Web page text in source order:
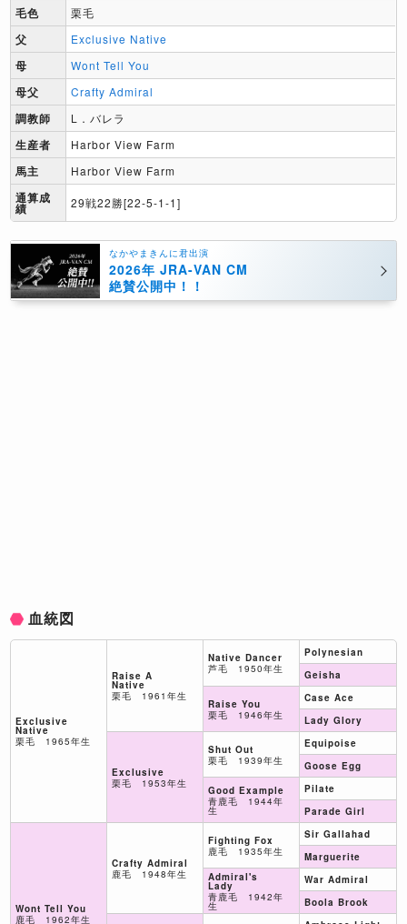
毛色 栗毛
父 Exclusive Native
母 Wont Tell You
母父 Crafty Admiral
調教師 L．バレラ
生産者 Harbor View Farm
馬主 Harbor View Farm
通算成
績 29戦22勝[22-5-1-1]
なかやまきんに君出演
2026年 JRA-VAN CM
絶賛公開中！！
血統図
Exclusive
Native
栗毛 1965年生
Wont Tell You
鹿毛 1962年生
Raise A
Native
栗毛 1961年生
Exclusive
栗毛 1953年生
Crafty Admiral
鹿毛 1948年生
Native Dancer
芦毛 1950年生
Raise You
栗毛 1946年生
Shut Out
栗毛 1939年生
Good Example
青鹿毛 1944年
生
Fighting Fox
鹿毛 1935年生
Admiral's
Lady
青鹿毛 1942年
生
Polynesian
Geisha
Case Ace
Lady Glory
Equipoise
Goose Egg
Pilate
Parade Girl
Sir Gallahad
Marguerite
War Admiral
Boola Brook